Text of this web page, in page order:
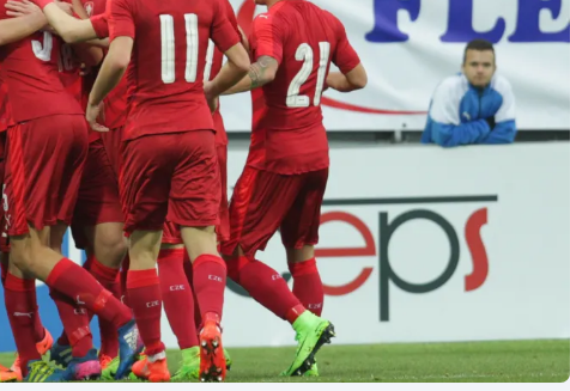
Moderní pětiboj
Motorsport
Olympijské hry
Parasport
Plavání
Plážový volejbal
Triatlon
Veslování
Vodní slalom
Ostatní